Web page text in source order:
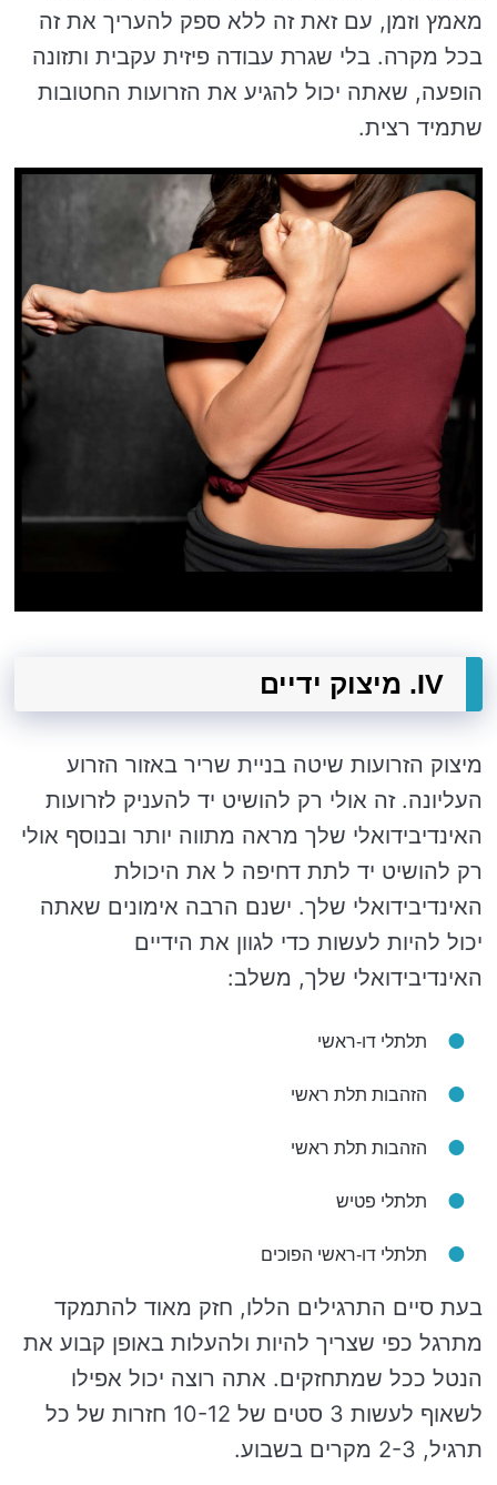
מאמץ וזמן, עם זאת זה ללא ספק להעריך את זה
בכל מקרה. בלי שגרת עבודה פיזית עקבית ותזונה
הופעה, שאתה יכול להגיע את הזרועות החטובות
שתמיד רצית.
IV. מיצוק ידיים
מיצוק הזרועות שיטה בניית שריר באזור הזרוע
העליונה. זה אולי רק להושיט יד להעניק לזרועות
האינדיבידואלי שלך מראה מתווה יותר ובנוסף אולי
רק להושיט יד לתת דחיפה ל את היכולת
האינדיבידואלי שלך. ישנם הרבה אימונים שאתה
יכול להיות לעשות כדי לגוון את הידיים
האינדיבידואלי שלך, משלב:
תלתלי דו-ראשי
הזהבות תלת ראשי
הזהבות תלת ראשי
תלתלי פטיש
תלתלי דו-ראשי הפוכים
בעת סיים התרגילים הללו, חזק מאוד להתמקד
מתרגל כפי שצריך להיות ולהעלות באופן קבוע את
הנטל ככל שמתחזקים. אתה רוצה יכול אפילו
לשאוף לעשות 3 סטים של 10-12 חזרות של כל
תרגיל, 2-3 מקרים בשבוע.